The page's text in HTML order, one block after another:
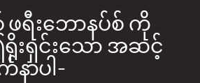
ရီးဘောနပ်စ် ကို
းရှင်းသော အဆင့်
နာပါ-